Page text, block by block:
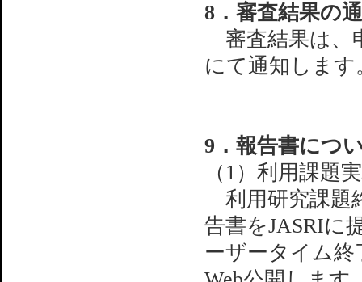
8．審査結果の
審査結果は、
にて通知します
9．報告書につ
（1）利用課題
利用研究課題
告書をJASRIに
ーザータイム終